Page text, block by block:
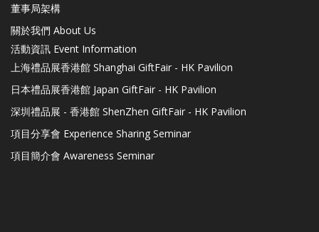
董事局架構
關於我們 About Us
活動資訊 Event Information
上海禮品展香港館 Shanghai GiftFair - HK Pavilion
日本禮品展香港館 Japan GiftFair - HK Pavilion
深圳禮品展 - 香港館 ShenZhen GiftFair - HK Pavilion
項目分享會 Experience Sharing Seminar
項目簡介會 Awareness Seminar